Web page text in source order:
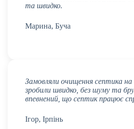
та швидко.
Марина, Буча
Замовляли очищення септика
зробили швидко, без шуму та
впевнений, що септик працює
Ігор, Ірпінь